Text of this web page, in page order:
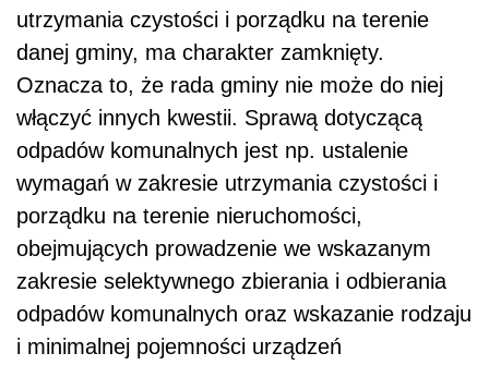
utrzymania czystości i porządku na terenie
danej gminy, ma charakter zamknięty.
Oznacza to, że rada gminy nie może do niej
włączyć innych kwestii. Sprawą dotyczącą
odpadów komunalnych jest np. ustalenie
wymagań w zakresie utrzymania czystości i
porządku na terenie nieruchomości,
obejmujących prowadzenie we wskazanym
zakresie selektywnego zbierania i odbierania
odpadów komunalnych oraz wskazanie rodzaju
i minimalnej pojemności urządzeń